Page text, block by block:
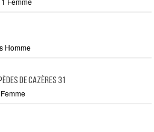
Homme
de Cazères 31